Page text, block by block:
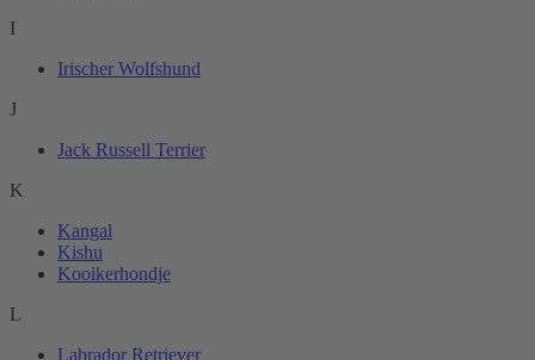
I
Irischer Wolfshund
J
Jack Russell Terrier
K
Kangal
Kishu
Kooikerhondje
L
Labrador Retriever